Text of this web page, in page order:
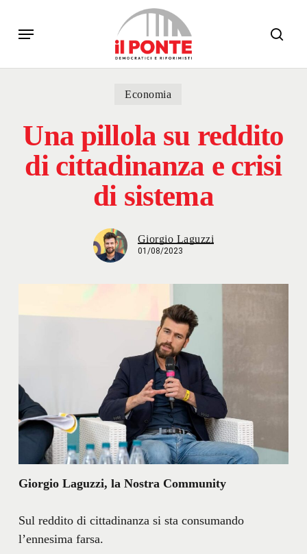
main
Menu
Economia
Una pillola su reddito
di cittadinanza e crisi
di sistema
Giorgio Laguzzi
01/08/2023
Giorgio Laguzzi, la Nostra Community
Sul reddito di cittadinanza si sta consumando
l’ennesima farsa.